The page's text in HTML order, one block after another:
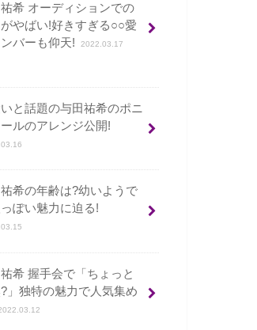
希 オーディションでの
やばい!好きすぎる○○愛
バーも仰天!
2022.03.17
と話題の与田祐希のポニ
ルのアレンジ公開!
希の年齢は?幼いようで
ぽい魅力に迫る!
希 握手会で「ちょっと
」独特の魅力で人気集め